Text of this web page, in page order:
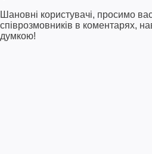
Шановні користувачі, просимо
співрозмовників в коментарях,
думкою!